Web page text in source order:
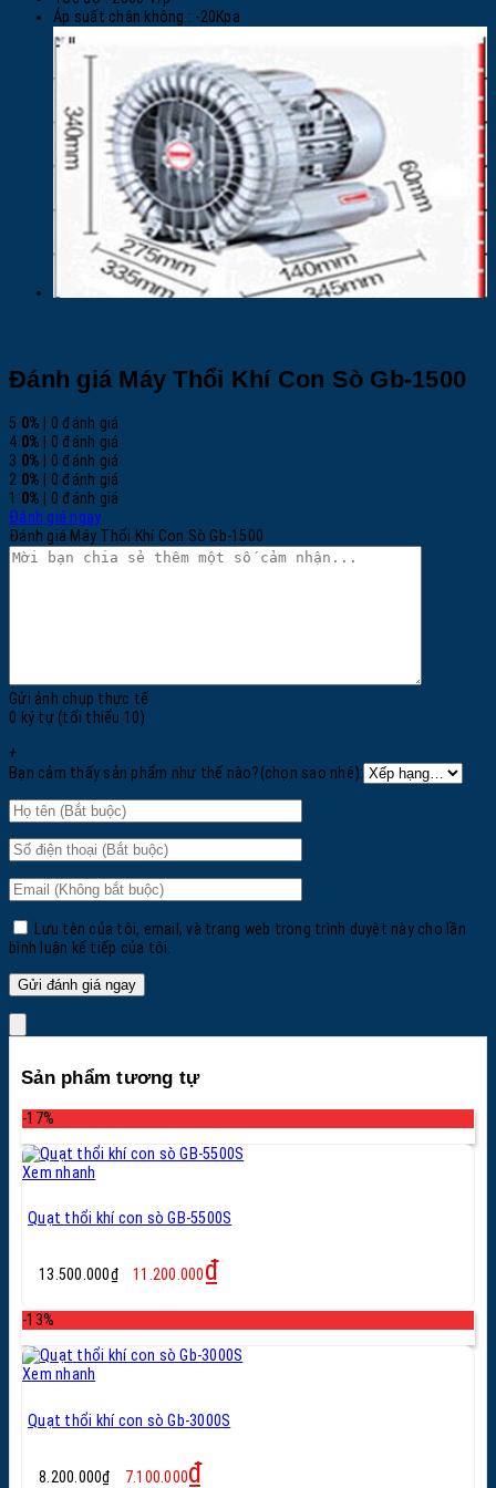
Áp suất chân không : -20Kpa
Đánh giá Máy Thổi Khí Con Sò Gb-1500
5 0% | 0 đánh giá
4 0% | 0 đánh giá
3 0% | 0 đánh giá
2 0% | 0 đánh giá
1 0% | 0 đánh giá
Đánh giá ngay
Đánh giá Máy Thổi Khí Con Sò Gb-1500
Gửi ảnh chụp thực tế
0 ký tự (tối thiểu 10)
+
Bạn cảm thấy sản phẩm như thế nào?(chọn sao nhé):
Lưu tên của tôi, email, và trang web trong trình duyệt này cho lần
bình luận kế tiếp của tôi.
Sản phẩm tương tự
-17%
Xem nhanh
Quạt thổi khí con sò GB-5500S
13.500.000₫
Giá
gốc
11.200.000₫
-13%
Xem nhanh
Quạt thổi khí con sò Gb-3000S
8.200.000₫
Giá
7.100.000₫